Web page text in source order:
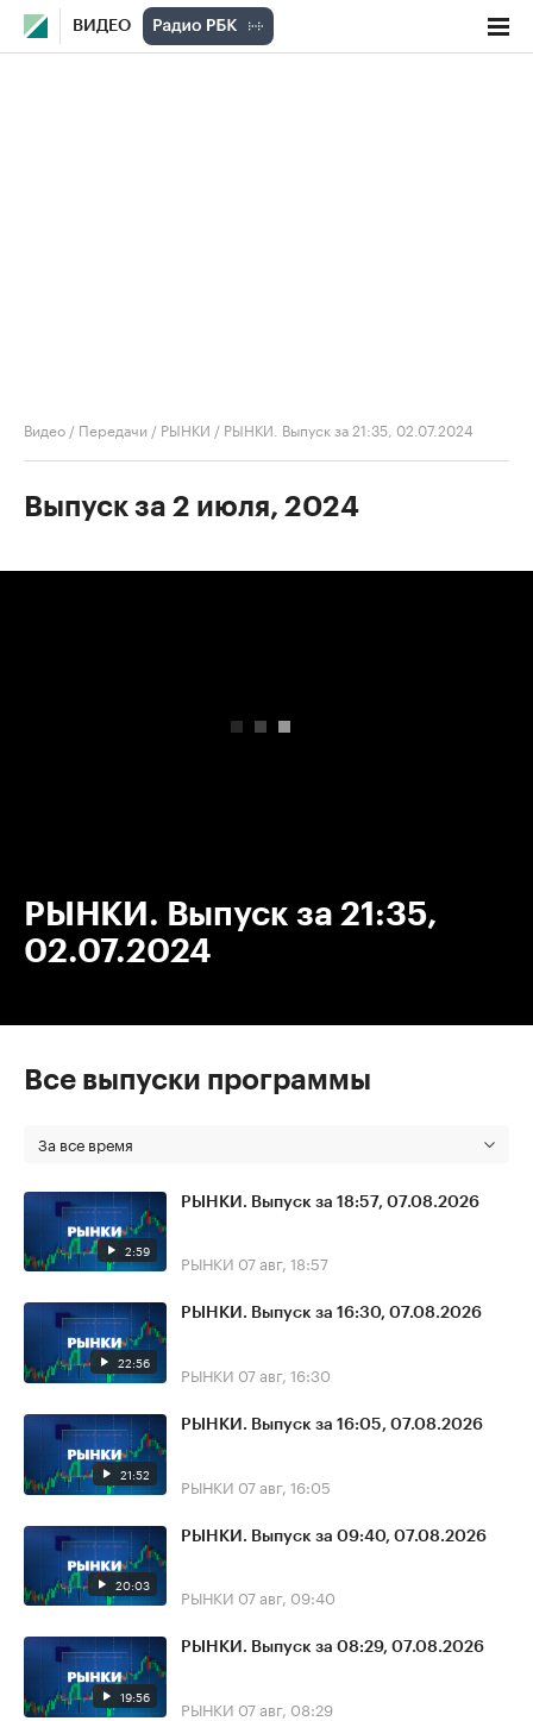
ВИДЕО
Видео / Передачи / РЫНКИ / РЫНКИ. Выпуск за 21:35, 02.07.2024
Выпуск за 2 июля, 2024
РЫНКИ. Выпуск за 21:35,
02.07.2024
Все выпуски программы
За все время
2:59
РЫНКИ. Выпуск за 18:57, 07.08.2026
РЫНКИ 07 авг, 18:57
22:56
РЫНКИ. Выпуск за 16:30, 07.08.2026
РЫНКИ 07 авг, 16:30
21:52
РЫНКИ. Выпуск за 16:05, 07.08.2026
РЫНКИ 07 авг, 16:05
20:03
РЫНКИ. Выпуск за 09:40, 07.08.2026
РЫНКИ 07 авг, 09:40
19:56
РЫНКИ. Выпуск за 08:29, 07.08.2026
РЫНКИ 07 авг, 08:29